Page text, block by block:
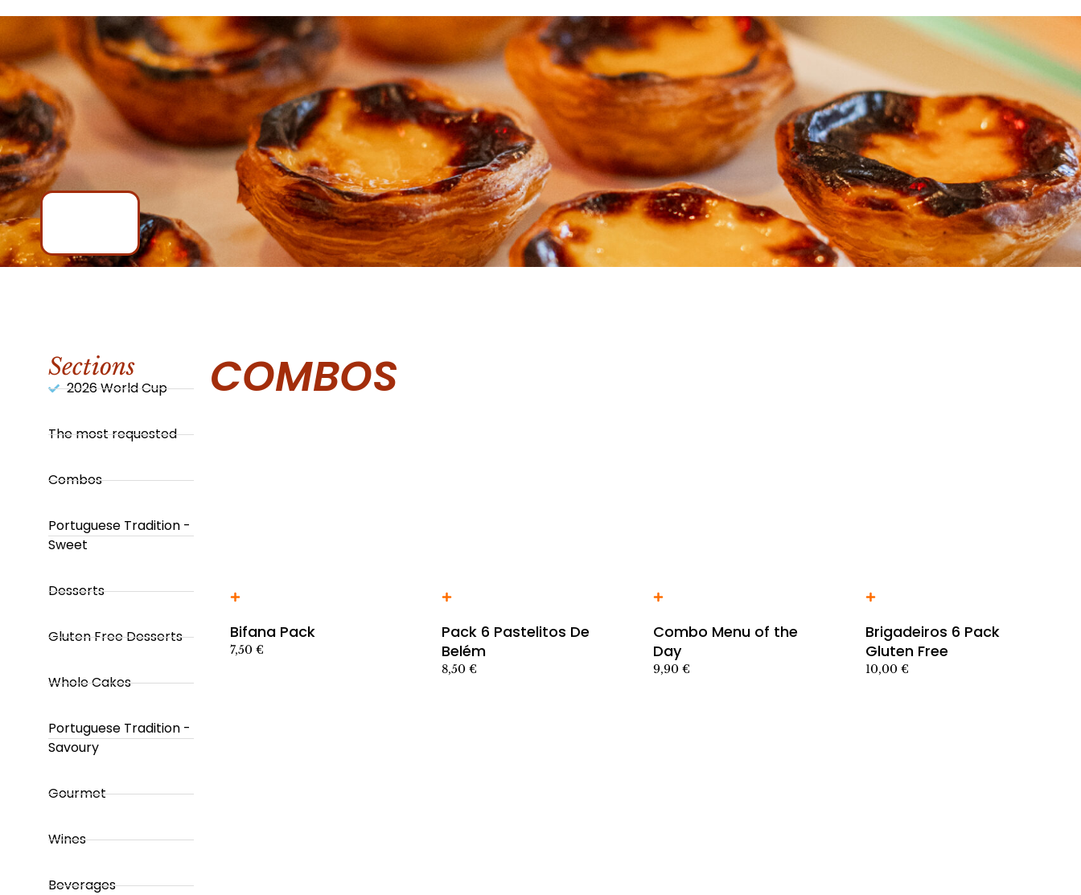
Sections
2026 World Cup
The most requested
Combos
Portuguese Tradition -
Sweet
Desserts
Gluten Free Desserts
Whole Cakes
Portuguese Tradition -
Savoury
Gourmet
Wines
Beverages
COMBOS
Añadir al carrito producto
Bifana Pack
7,50 €
Añadir al carrito producto
Pack 6 Pastelitos De
Belém
8,50€
Añadir al carrito producto
Combo Menu of the
Day
9,90€
Añadir al carrito producto
Brigadeiros 6 Pack
Gluten Free
10,00 €